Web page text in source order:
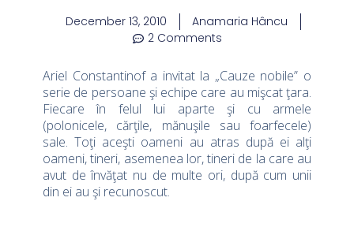
December 13, 2010
Anamaria Hâncu
2 Comments
Ariel Constantinof a invitat la „Cauze nobile” o
serie de persoane şi echipe care au mişcat ţara.
Fiecare în felul lui aparte şi cu armele
(polonicele, cărţile, mănuşile sau foarfecele)
sale. Toţi aceşti oameni au atras după ei alţi
oameni, tineri, asemenea lor, tineri de la care au
avut de învăţat nu de multe ori, după cum unii
din ei au şi recunoscut.